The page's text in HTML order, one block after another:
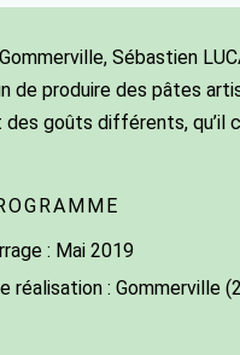
Sébastien
produire des pâtes
goûts différents, qu’il
: Mai 2019
réalisation : Gommerville